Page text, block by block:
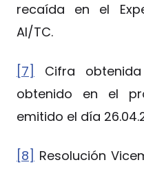
recaída en el
AI/TC.
[7]
Cifra
obtenido en el
emitido el día
[8] Resolución